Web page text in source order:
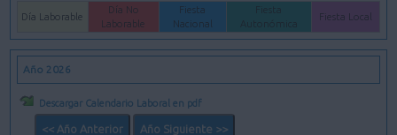
INFORMACIÓN MUNICIPAL
AYUDA
Día Laborable
Día No
Laborable
Fiesta
Nacional
Fiesta Local
Año 2026
Descargar Calendario Laboral en pdf
<< Año Anterior Año Siguiente >>